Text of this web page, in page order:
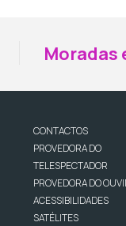
Moradas
CONTACTOS
PROVEDORA DO
TELESPECTADOR
PROVEDORA DO
ACESSIBILIDADES
SATÉLITES